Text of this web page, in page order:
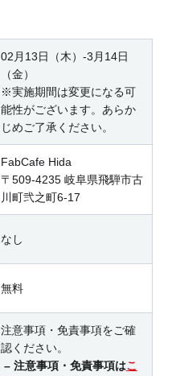
02月13日（木）-3月14日
（金）
※実施期間は変更になる可
能性がございます。あらか
じめご了承ください。
FabCafe Hida
〒509-4235 岐阜県飛騨市古
川町弐之町6-17
なし
無料
注意事項・免責事項をご確
認ください。
– 注意事項・免責事項はこ